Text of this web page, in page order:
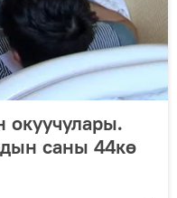
саны 44кө